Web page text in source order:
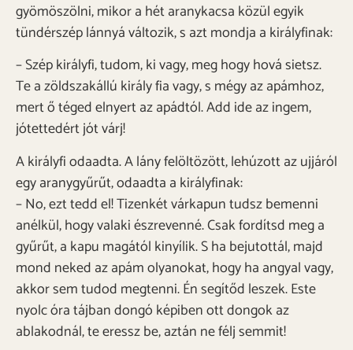
gyömöszölni, mikor a hét aranykacsa közül egyik
tündérszép lánnyá változik, s azt mondja a királyfinak:
– Szép királyfi, tudom, ki vagy, meg hogy hová sietsz.
Te a zöldszakállú király fia vagy, s mégy az apámhoz,
mert ő téged elnyert az apádtól. Add ide az ingem,
jótettedért jót várj!
A királyfi odaadta. A lány felöltözött, lehúzott az ujjáról
egy aranygyűrűt, odaadta a királyfinak:
– No, ezt tedd el! Tizenkét várkapun tudsz bemenni
anélkül, hogy valaki észrevenné. Csak fordítsd meg a
gyűrűt, a kapu magától kinyílik. S ha bejutottál, majd
mond neked az apám olyanokat, hogy ha angyal vagy,
akkor sem tudod megtenni. Én segítőd leszek. Este
nyolc óra tájban dongó képiben ott dongok az
ablakodnál, te eressz be, aztán ne félj semmit!